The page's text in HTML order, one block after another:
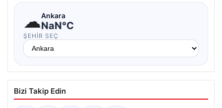
☁Ankara
NaN°C
ŞEHIR SEÇ
Bizi Takip Edin